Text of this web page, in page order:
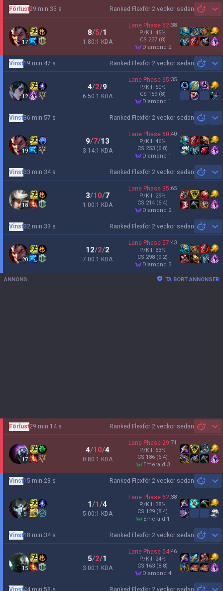
Ranked Flexför 2 veckor sedan
Förlust29 min 35 s
17
8/5/1
1.80:1 KDA
Lane Phase 62:38
P/Kill 45%
CS 237 (8)
diamond 2
Ranked Flexför 2 veckor sedan
Vinst19 min 47 s
12
4/2/9
6.50:1 KDA
Lane Phase 65:35
P/Kill 50%
CS 159 (8)
diamond 1
Ranked Flexför 2 veckor sedan
Vinst36 min 57 s
19
9/7/13
3.14:1 KDA
Lane Phase 60:40
P/Kill 46%
CS 253 (6.8)
diamond 1
Ranked Flexför 2 veckor sedan
Vinst33 min 34 s
18
3/10/7
1.00:1 KDA
Lane Phase 35:65
P/Kill 29%
CS 214 (6.4)
diamond 2
Ranked Flexför 2 veckor sedan
Vinst32 min 33 s
20
12/2/2
7.00:1 KDA
Lane Phase 57:43
P/Kill 33%
CS 298 (9.2)
diamond 3
ANNONS TA BORT ANNONSER
Ranked Flexför 2 veckor sedan
Förlust29 min 14 s
17
4/10/4
0.80:1 KDA
Lane Phase 29:71
P/Kill 53%
CS 186 (6.4)
emerald 3
Ranked Flexför 2 veckor sedan
Vinst15 min 23 s
9
1/1/4
5.00:1 KDA
Lane Phase 62:38
P/Kill 38%
CS 129 (8.4)
emerald 1
Ranked Flexför 2 veckor sedan
Vinst18 min 34 s
15
5/2/1
3.00:1 KDA
Lane Phase 54:46
P/Kill 24%
CS 163 (8.8)
diamond 4
Ranked Flexför 2 veckor sedan
Vinst44 min 56 s